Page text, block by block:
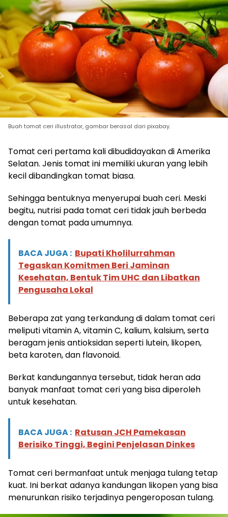
Buah tomat ceri illustrator, gambar berasal dari pixabay.
Tomat ceri pertama kali dibudidayakan di Amerika
Selatan. Jenis tomat ini memiliki ukuran yang lebih
kecil dibandingkan tomat biasa.
Sehingga bentuknya menyerupai buah ceri. Meski
begitu, nutrisi pada tomat ceri tidak jauh berbeda
dengan tomat pada umumnya.
BACA JUGA : Bupati Kholilurrahman
Tegaskan Komitmen Beri Jaminan
Kesehatan, Bentuk Tim UHC dan Libatkan
Pengusaha Lokal
Beberapa zat yang terkandung di dalam tomat ceri
meliputi vitamin A, vitamin C, kalium, kalsium, serta
beragam jenis antioksidan seperti lutein, likopen,
beta karoten, dan flavonoid.
Berkat kandungannya tersebut, tidak heran ada
banyak manfaat tomat ceri yang bisa diperoleh
untuk kesehatan.
BACA JUGA : Ratusan JCH Pamekasan
Berisiko Tinggi, Begini Penjelasan Dinkes
Tomat ceri bermanfaat untuk menjaga tulang tetap
kuat. Ini berkat adanya kandungan likopen yang bisa
menurunkan risiko terjadinya pengeroposan tulang.